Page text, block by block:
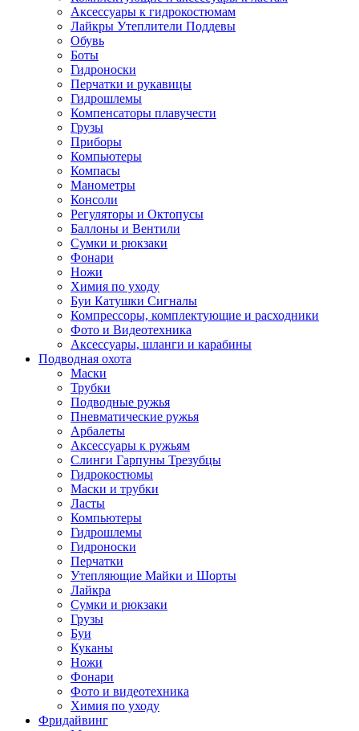
Аксессуары к гидрокостюмам
Лайкры Утеплители Поддевы
Обувь
Боты
Гидроноски
Перчатки и рукавицы
Гидрошлемы
Компенсаторы плавучести
Грузы
Приборы
Компьютеры
Компасы
Манометры
Консоли
Регуляторы и Октопусы
Баллоны и Вентили
Сумки и рюкзаки
Фонари
Ножи
Химия по уходу
Буи Катушки Сигналы
Компрессоры, комплектующие и расходники
Фото и Видеотехника
Аксессуары, шланги и карабины
Подводная охота
Маски
Трубки
Подводные ружья
Пневматические ружья
Арбалеты
Аксессуары к ружьям
Слинги Гарпуны Трезубцы
Гидрокостюмы
Маски и трубки
Ласты
Компьютеры
Гидрошлемы
Гидроноски
Перчатки
Утепляющие Майки и Шорты
Лайкра
Сумки и рюкзаки
Грузы
Буи
Куканы
Ножи
Фонари
Фото и видеотехника
Химия по уходу
Фридайвинг